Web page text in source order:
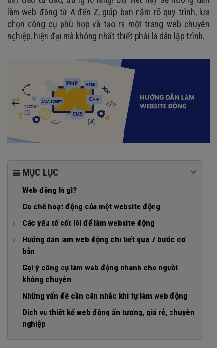
làm web động từ A đến Z, giúp bạn nắm rõ quy trình, lựa
chọn công cụ phù hợp và tạo ra một trang web chuyên
nghiệp, hiện đại mà không nhất thiết phải là dân lập trình.
MỤC LỤC
Web động là gì?
Cơ chế hoạt động của một website động
Các yếu tố cốt lõi để làm website động
1. Ngôn ngữ lập trình backend (Server-side)
2. Hệ cơ sở dữ liệu (Database)
3. Ngôn ngữ lập trình frontend (Client-side)
4. Web server & Hosting
Web server
Hosting
Hướng dẫn làm web động chi tiết qua 7 bước cơ
bản
1. Lên ý tưởng và thiết kế giao diện
2. Tạo giao diện bằng HTML/CSS/JS
3. Tạo cơ sở dữ liệu cho website
4. Lập trình backend
5. Kết nối frontend với backend
Gợi ý công cụ làm web động nhanh cho người
không chuyên
Những vấn đề cần cân nhắc khi tự làm web động
Dịch vụ thiết kế web động ấn tượng, giá rẻ, chuyên
nghiệp